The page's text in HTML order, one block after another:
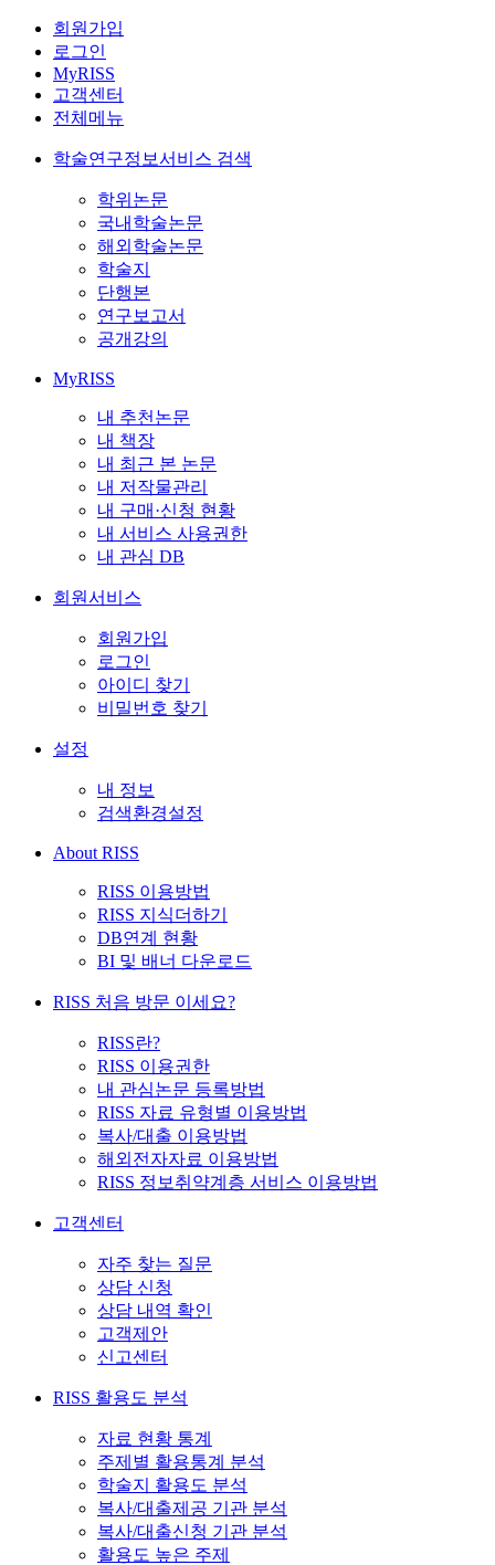
회원가입
로그인
MyRISS
고객센터
전체메뉴
학술연구정보서비스 검색
학위논문
국내학술논문
해외학술논문
학술지
단행본
연구보고서
공개강의
MyRISS
내 추천논문
내 책장
내 최근 본 논문
내 저작물관리
내 구매·신청 현황
내 서비스 사용권한
내 관심 DB
회원서비스
회원가입
로그인
아이디 찾기
비밀번호 찾기
설정
내 정보
검색환경설정
About RISS
RISS 이용방법
RISS 지식더하기
DB연계 현황
BI 및 배너 다운로드
RISS 처음 방문 이세요?
RISS란?
RISS 이용권한
내 관심논문 등록방법
RISS 자료 유형별 이용방법
복사/대출 이용방법
해외전자자료 이용방법
RISS 정보취약계층 서비스 이용방법
고객센터
자주 찾는 질문
상담 신청
상담 내역 확인
고객제안
신고센터
RISS 활용도 분석
자료 현황 통계
주제별 활용통계 분석
학술지 활용도 분석
복사/대출제공 기관 분석
복사/대출신청 기관 분석
활용도 높은 주제